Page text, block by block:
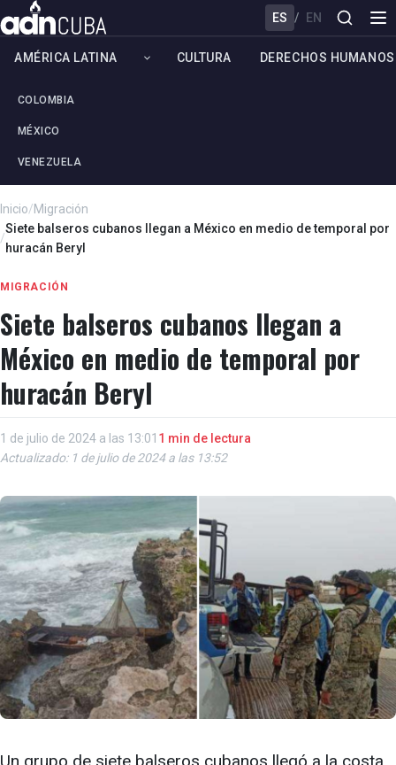
ES / EN
AMÉRICA LATINA
COLOMBIA
MÉXICO
VENEZUELA
CULTURA DERECHOS HUMANOS
Inicio/Migración
/
Siete balseros cubanos llegan a México en medio de temporal por
huracán Beryl
MIGRACIÓN
Siete balseros cubanos llegan a
México en medio de temporal por
huracán Beryl
1 de julio de 2024 a las 13:01 1 min de lectura
Actualizado: 1 de julio de 2024 a las 13:52